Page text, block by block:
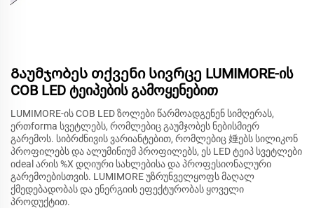
Გაუმჯობეს თქვენი სივრცე LUMIMORE-ის
COB LED ტეიპების გამოყენებით
LUMIMORE-ის COB LED ზოლები წარმოადგენენ სიმღერას,
ერთforma სვეტლებს, რომლებიც გაუმჯობეს ნებისმიერ
გარემოს. სიბრძნივის ვარიანტებით, რომლებიც 娷ებს სილიკონ
პროფილებს და ალუმინიუმ პროფილებს, ეს LED ტეიპ სვეტლები
იdeal არის %X დღიური სახლებისა და პროფესიონალური
გარემოებისთვის. LUMIMORE უზრუნველყოფს მაღალ
ქმედებადობას და ენერგიის ეფექტურობას ყოველი
პროდუქტით.